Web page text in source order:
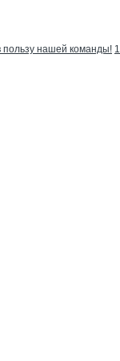
нашей команды!